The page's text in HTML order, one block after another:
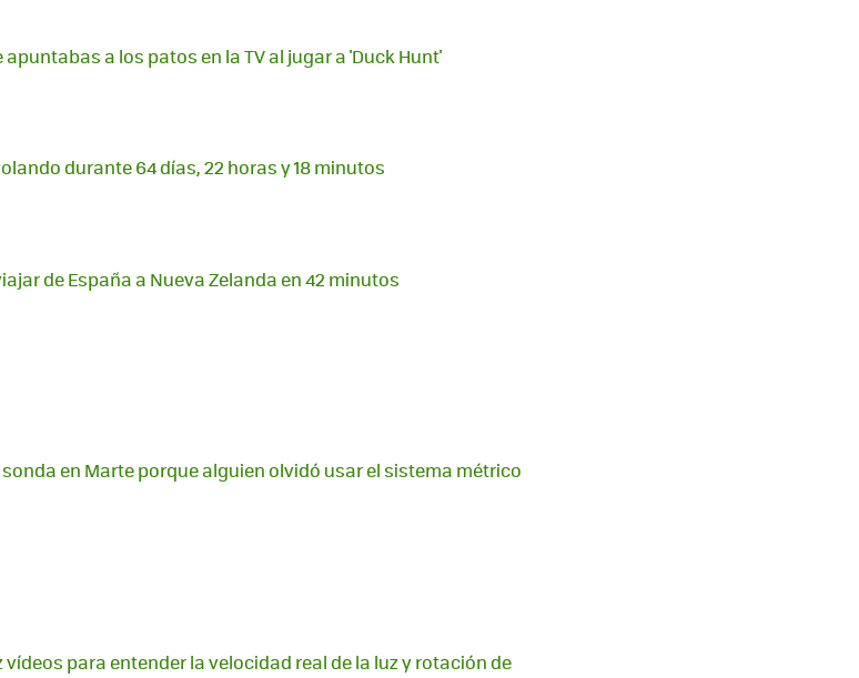
a los patos en la TV al jugar a 'Duck Hunt'
durante 64 días, 22 horas y 18 minutos
de España a Nueva Zelanda en 42 minutos
sonda en Marte porque alguien olvidó usar el sistema métrico
vídeos para entender la velocidad real de la luz y rotación de